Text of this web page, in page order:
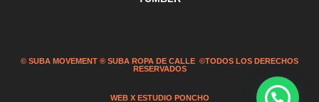
© SUBA MOVEMENT ® SUBA ROPA DE CALLE ©TODOS LOS DERECHOS
RESERVADOS
WEB X ESTUDIO PONCHO